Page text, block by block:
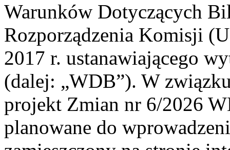
Warunków Dotyczących
Rozporządzenia Komisji
2017 r. ustanawiającego
(dalej: „WDB”). W
projekt Zmian nr 6/2026
planowane do